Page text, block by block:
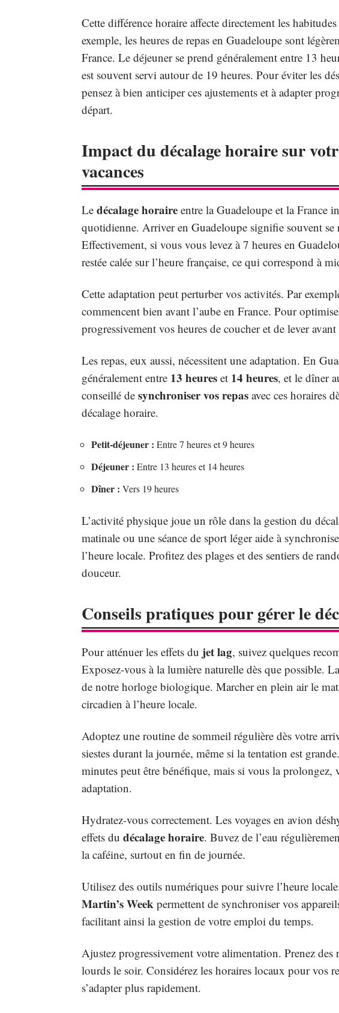
Cette différence horaire affecte directement les
exemple, les heures de repas en Guadeloupe sont
France. Le déjeuner se prend généralement entre 13
est souvent servi autour de 19 heures. Pour éviter les
pensez à bien anticiper ces ajustements et à adapter
départ.
Impact du décalage horaire sur
vacances
Le décalage horaire entre la Guadeloupe et la France
quotidienne. Arriver en Guadeloupe signifie souvent se
Effectivement, si vous vous levez à 7 heures en
restée calée sur l’heure française, ce qui correspond à
Cette adaptation peut perturber vos activités. Par
commencent bien avant l’aube en France. Pour
progressivement vos heures de coucher et de lever
Les repas, eux aussi, nécessitent une adaptation. En
généralement entre 13 heures et 14 heures, et le dîner
conseillé de synchroniser vos repas avec ces horaires
décalage horaire.
Petit-déjeuner : Entre 7 heures et 9 heures
Déjeuner : Entre 13 heures et 14 heures
Dîner : Vers 19 heures
L’activité physique joue un rôle dans la gestion du
matinale ou une séance de sport léger aide à
l’heure locale. Profitez des plages et des sentiers de
douceur.
Conseils pratiques pour gérer le
Pour atténuer les effets du jet lag, suivez quelques
Exposez-vous à la lumière naturelle dès que possible.
de notre horloge biologique. Marcher en plein air le
circadien à l’heure locale.
Adoptez une routine de sommeil régulière dès votre
siestes durant la journée, même si la tentation est
minutes peut être bénéfique, mais si vous la prolongez,
adaptation.
Hydratez-vous correctement. Les voyages en avion
effets du décalage horaire. Buvez de l’eau
la caféine, surtout en fin de journée.
Utilisez des outils numériques pour suivre l’heure
Martin’s Week permettent de synchroniser vos
facilitant ainsi la gestion de votre emploi du temps.
Ajustez progressivement votre alimentation. Prenez des
lourds le soir. Considérez les horaires locaux pour vos
s’adapter plus rapidement.